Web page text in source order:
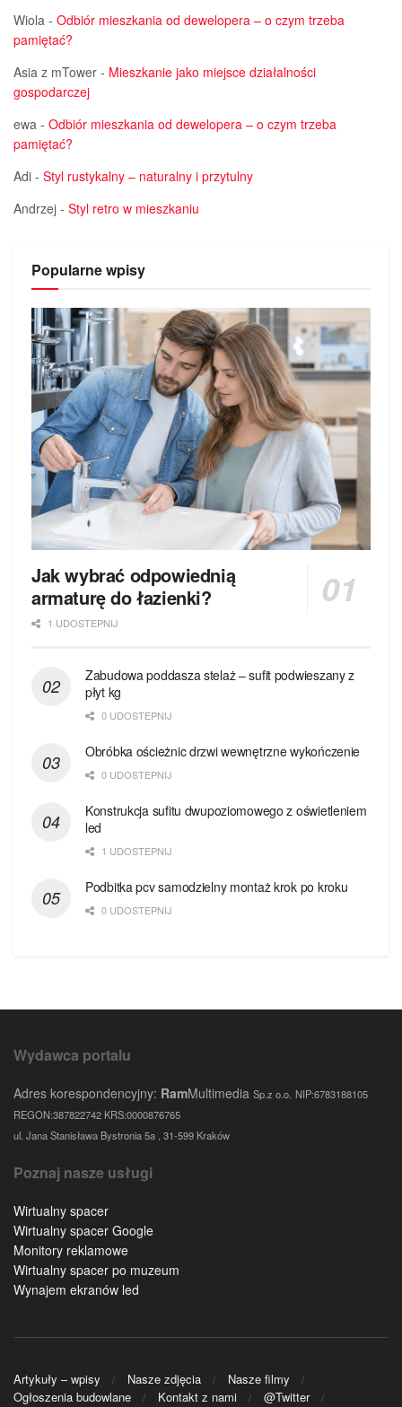
Wiola - Odbiór mieszkania od dewelopera – o czym trzeba
pamiętać?
Asia z mTower - Mieszkanie jako miejsce działalności
gospodarczej
ewa - Odbiór mieszkania od dewelopera – o czym trzeba
pamiętać?
Adi - Styl rustykalny – naturalny i przytulny
Andrzej - Styl retro w mieszkaniu
Popularne wpisy
Jak wybrać odpowiednią
armaturę do łazienki?
1 UDOSTEPNIJ
Zabudowa poddasza stelaż – sufit podwieszany z
płyt kg
0 UDOSTEPNIJ
Obróbka ościeżnic drzwi wewnętrzne wykończenie
0 UDOSTEPNIJ
Konstrukcja sufitu dwupoziomowego z oświetleniem
led
1 UDOSTEPNIJ
Podbitka pcv samodzielny montaż krok po kroku
0 UDOSTEPNIJ
Wydawca portalu
Adres korespondencyjny: RamMultimedia Sp.z o.o. NIP:6783188105
REGON:387822742 KRS:0000876765
ul. Jana Stanisława Bystronia 5a , 31-599 Kraków
Poznaj nasze usługi
Wirtualny spacer
Wirtualny spacer Google
Monitory reklamowe
Wirtualny spacer po muzeum
Wynajem ekranów led
Artykuły – wpisy Nasze zdjęcia
Nasze filmy
Ogłoszenia budowlane
Kontakt z nami
@Twitter